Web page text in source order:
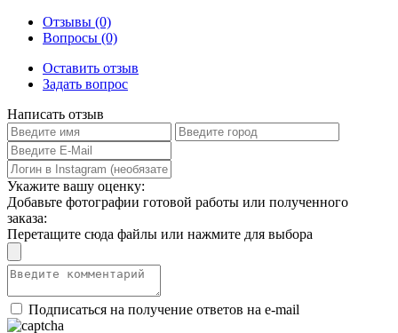
Отзывы (0)
Вопросы (0)
Оставить отзыв
Задать вопрос
Написать отзыв
Укажите вашу оценку:
Добавьте фотографии готовой работы или полученного
заказа:
Перетащите сюда файлы или нажмите для выбора
Подписаться на получение ответов на e-mail